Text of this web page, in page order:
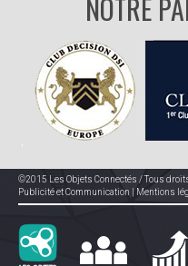
NOTRE
©2015 Les Objets Connectés / Tous
Publicité et Communication
Mentions